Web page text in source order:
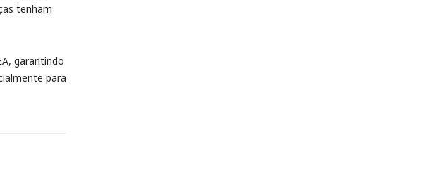
tenham
garantindo
para